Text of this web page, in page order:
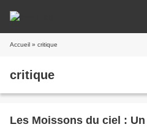
Accueil » critique
critique
Les Moissons du ciel :